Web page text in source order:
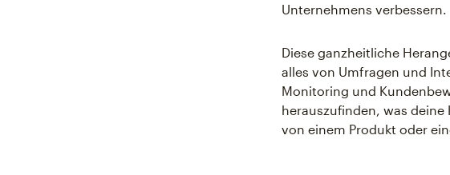
Unternehmens verbessern.
Diese ganzheitliche
alles von Umfragen und
Monitoring und
herauszufinden, was
von einem Produkt oder